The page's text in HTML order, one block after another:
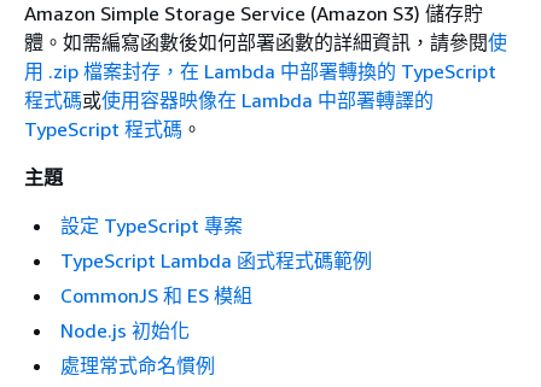
Amazon Simple Storage Service (Amazon S3) 儲存貯
體。如需編寫函數後如何部署函數的詳細資訊，請參閱使
用 .zip 檔案封存，在 Lambda 中部署轉換的 TypeScript
程式碼或使用容器映像在 Lambda 中部署轉譯的
TypeScript 程式碼 。
主題
設定 TypeScript 專案
TypeScript Lambda 函式程式碼範例
CommonJS 和 ES 模組
Node.js 初始化
處理常式命名慣例